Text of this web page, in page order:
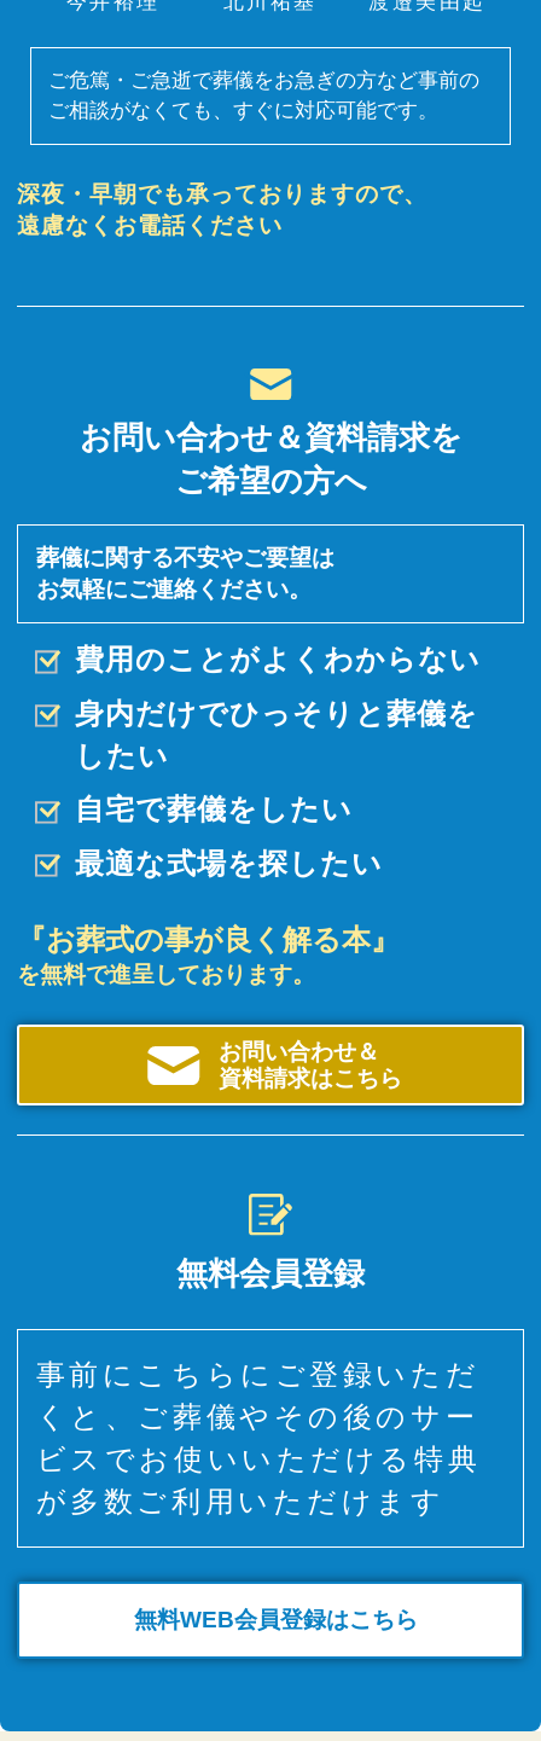
ご危篤・ご急逝で葬儀をお急ぎの方など事前の
ご相談がなくても、すぐに対応可能です。
深夜・早朝でも承っておりますので、
遠慮なくお電話ください
お問い合わせ＆資料請求を
ご希望の方へ
葬儀に関する不安やご要望は
お気軽にご連絡ください。
費用のことがよくわからない
身内だけでひっそりと 葬儀を
したい
自宅で葬儀をしたい
最適な式場を探したい
『お葬式の事が良く解る本』
を無料で進呈しております。
お問い合わせ＆
資料請求はこちら
無料会員登録
事前にこちらにご登録いただ
くと、ご葬儀やその後のサー
ビスでお使いいただける特典
が多数ご利用いただけます
無料WEB会員登録はこちら